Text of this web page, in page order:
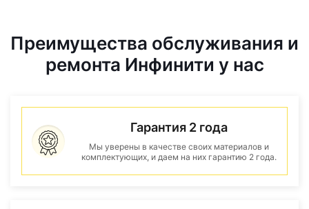
Преимущества обслуживания и
ремонта Инфинити у нас
Гарантия 2 года
Мы уверены в качестве своих материалов и
комплектующих, и даем на них гарантию 2 года.